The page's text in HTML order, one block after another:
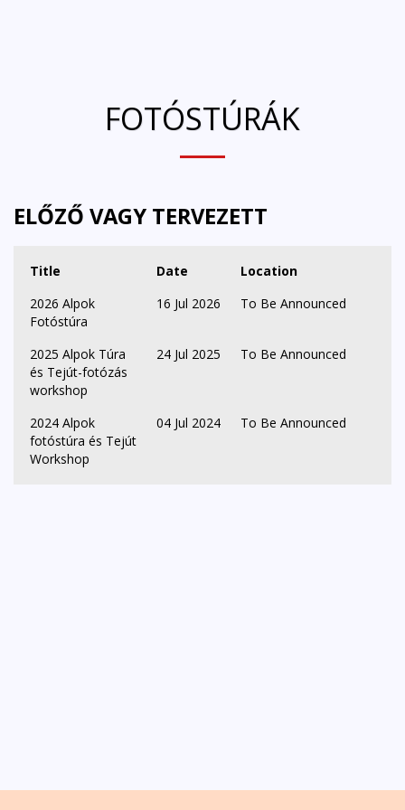
FOTÓSTÚRÁK
ELŐZŐ VAGY TERVEZETT
Title Date
Location
2026 Alpok
Fotóstúra
16 Jul 2026 To Be Announced
2025 Alpok Túra
és Tejút-fotózás
workshop
24 Jul 2025 To Be Announced
2024 Alpok
fotóstúra és Tejút
Workshop
04 Jul 2024 To Be Announced